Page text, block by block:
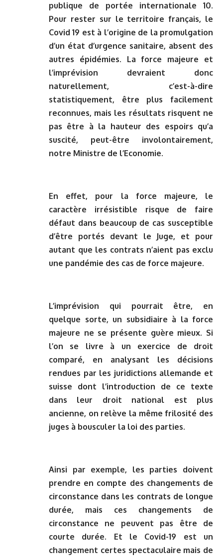
publique de portée internationale 10.
Pour rester sur le territoire français, le
Covid 19 est à l’origine de la promulgation
d’un état d’urgence sanitaire, absent des
autres épidémies. La force majeure et
l’imprévision devraient donc
naturellement, c’est-à-dire
statistiquement, être plus facilement
reconnues, mais les résultats risquent ne
pas être à la hauteur des espoirs qu’a
suscité, peut-être involontairement,
notre Ministre de l’Economie.
En effet, pour la force majeure, le
caractère irrésistible risque de faire
défaut dans beaucoup de cas susceptible
d’être portés devant le Juge, et pour
autant que les contrats n’aient pas exclu
une pandémie des cas de force majeure.
L’imprévision qui pourrait être, en
quelque sorte, un subsidiaire à la force
majeure ne se présente guère mieux. Si
l’on se livre à un exercice de droit
comparé, en analysant les décisions
rendues par les juridictions allemande et
suisse dont l’introduction de ce texte
dans leur droit national est plus
ancienne, on relève la même frilosité des
juges à bousculer la loi des parties.
Ainsi par exemple, les parties doivent
prendre en compte des changements de
circonstance dans les contrats de longue
durée, mais ces changements de
circonstance ne peuvent pas être de
courte durée. Et le Covid-19 est un
changement certes spectaculaire mais de